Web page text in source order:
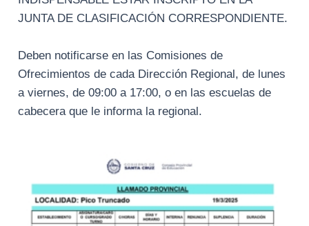
JUNTA DE CLASIFICACIÓN CORRESPONDIENTE.
Deben notificarse en las Comisiones de
Ofrecimientos de cada Dirección Regional, de lunes
a viernes, de 09:00 a 17:00, o en las escuelas de
cabecera que le informa la regional.